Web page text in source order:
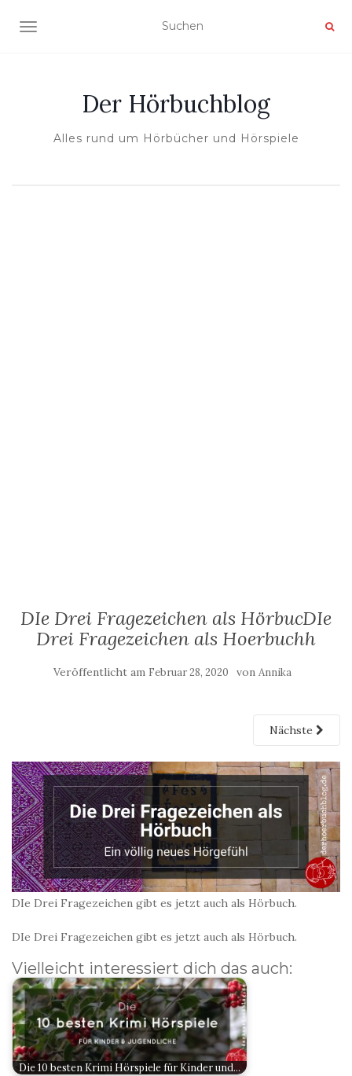
NAVIGATION UMSCHALTEN
Der Hörbuchblog
Alles rund um Hörbücher und Hörspiele
DIe Drei Fragezeichen als HörbucDIe
Drei Fragezeichen als Hoerbuchh
Veröffentlicht am Februar 28, 2020 von Annika
Nächste
DIe Drei Fragezeichen gibt es jetzt auch als Hörbuch.
DIe Drei Fragezeichen gibt es jetzt auch als Hörbuch.
Vielleicht interessiert dich das auch:
Die 10 besten Krimi Hörspiele für Kinder und…